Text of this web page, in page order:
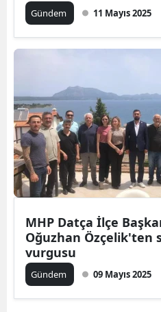
Gündem 11 Mayıs 2025
MHP Datça İlçe
Oğuzhan Özçelik'ten
vurgusu
Gündem 09 Mayıs 2025